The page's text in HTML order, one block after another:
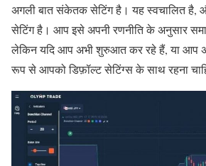
अगली बात संकेतक सेटिंग है। यह स्वचालित है,
सेटिंग है। आप इसे अपनी रणनीति के अनुसार
लेकिन यदि आप अभी शुरुआत कर रहे हैं, या आप
रूप से आपको डिफ़ॉल्ट सेटिंग्स के साथ रहना